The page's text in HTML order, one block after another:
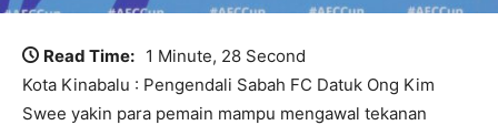
Read Time: 1 Minute, 28 Second
Kota Kinabalu : Pengendali Sabah FC Datuk Ong Kim
Swee yakin para pemain mampu mengawal tekanan